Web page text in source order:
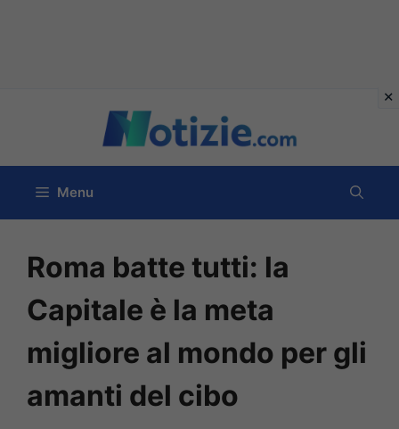
contenuto
Menu
Roma batte tutti: la
Capitale è la meta
migliore al mondo per gli
amanti del cibo